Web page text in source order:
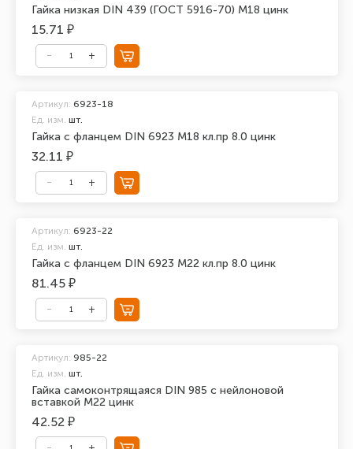
Гайка низкая DIN 439 (ГОСТ 5916-70) М18 цинк
15.71 ₽
Гайка с фланцем DIN 6923 М18 кл.пр 8.0 цинк
Артикул: 6923-18
Ед. изм. шт.
32.11 ₽
Гайка с фланцем DIN 6923 М22 кл.пр 8.0 цинк
Артикул: 6923-22
Ед. изм. шт.
81.45 ₽
Гайка самоконтрящаяся DIN 985 с нейлоновой
вставкой М22 цинк
Артикул: 985-22
Ед. изм. шт.
42.52 ₽